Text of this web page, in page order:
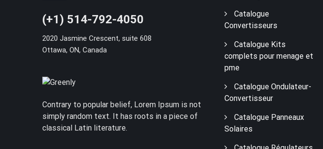
(+1) 514-792-4050
2020 Jasmine Crescent, suite 608
Ottawa, ON, Canada
Contrary to popular belief, Lorem Ipsum is not
simply random text. It has roots in a piece of
classical Latin literature.
Catalogue
Convertisseurs
Catalogue Kits
complets pour menage et
pme
Catalogue Ondulateur-
Convertisseur
Catalogue Panneaux
Solaires